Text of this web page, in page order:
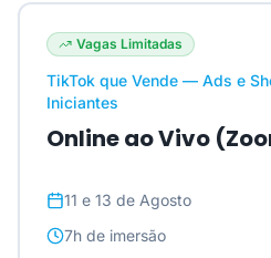
Vagas Limitadas
TikTok que Vende — Ads e
Iniciantes
Online ao Vivo
11 e 13 de Agosto
7h de imersão